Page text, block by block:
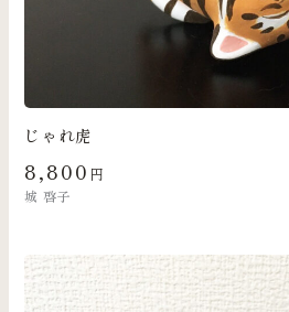
じゃれ虎
8,800 円
城 啓子